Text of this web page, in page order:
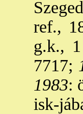
ref.,
g.k.,
7717;
1983:
isk-